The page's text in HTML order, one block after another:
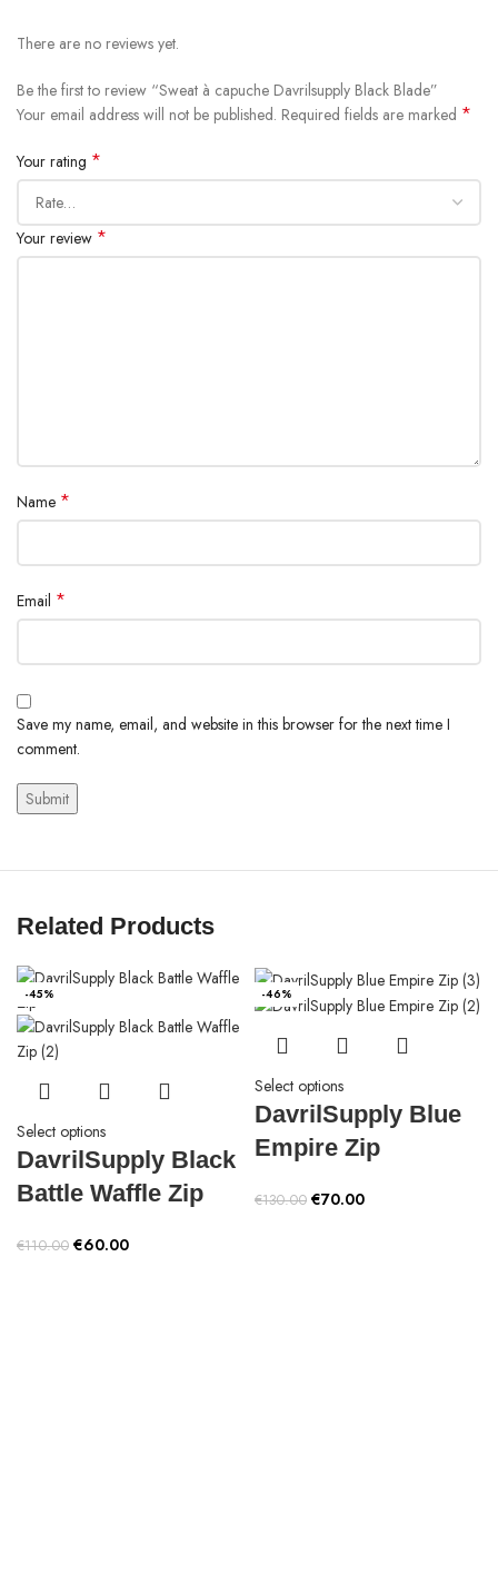
Color : black / blue
SHOW MORE
There are no reviews yet.
Be the first to review “Sweat à capuche Davrilsupply Black Blade”
Your email address will not be published. Required fields are marked *
Your rating *
Your review *
Name *
Email *
Save my name, email, and website in this browser for the next time I
comment.
Related Products
-45%
Select options
DavrilSupply Black
Battle Waffle Zip
€110.00 Original
€60.00Current
-46%
Select options
DavrilSupply Blue
Empire Zip
€130.00 Original
€70.00Current